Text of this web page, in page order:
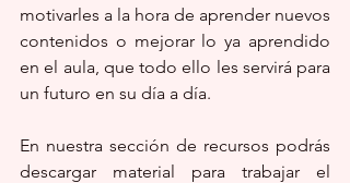
motivarles a la hora de aprender nuevos
contenidos o mejorar lo ya aprendido
en el aula, que todo ello les servirá para
un futuro en su día a día.
En nuestra sección de recursos podrás
descargar material para trabajar el